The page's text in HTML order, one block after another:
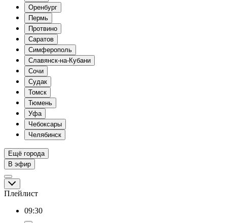
Оренбург
Пермь
Протвино
Саратов
Симферополь
Славянск-на-Кубани
Сочи
Судак
Томск
Тюмень
Уфа
Чебоксары
Челябинск
Ещё города
В эфир
Плейлист
09:30